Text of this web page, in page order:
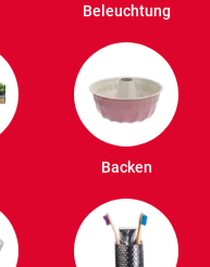
Beleuchtung
Backen